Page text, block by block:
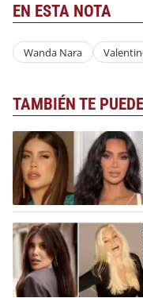
EN ESTA NOTA
Wanda Nara
TAMBIÉN TE